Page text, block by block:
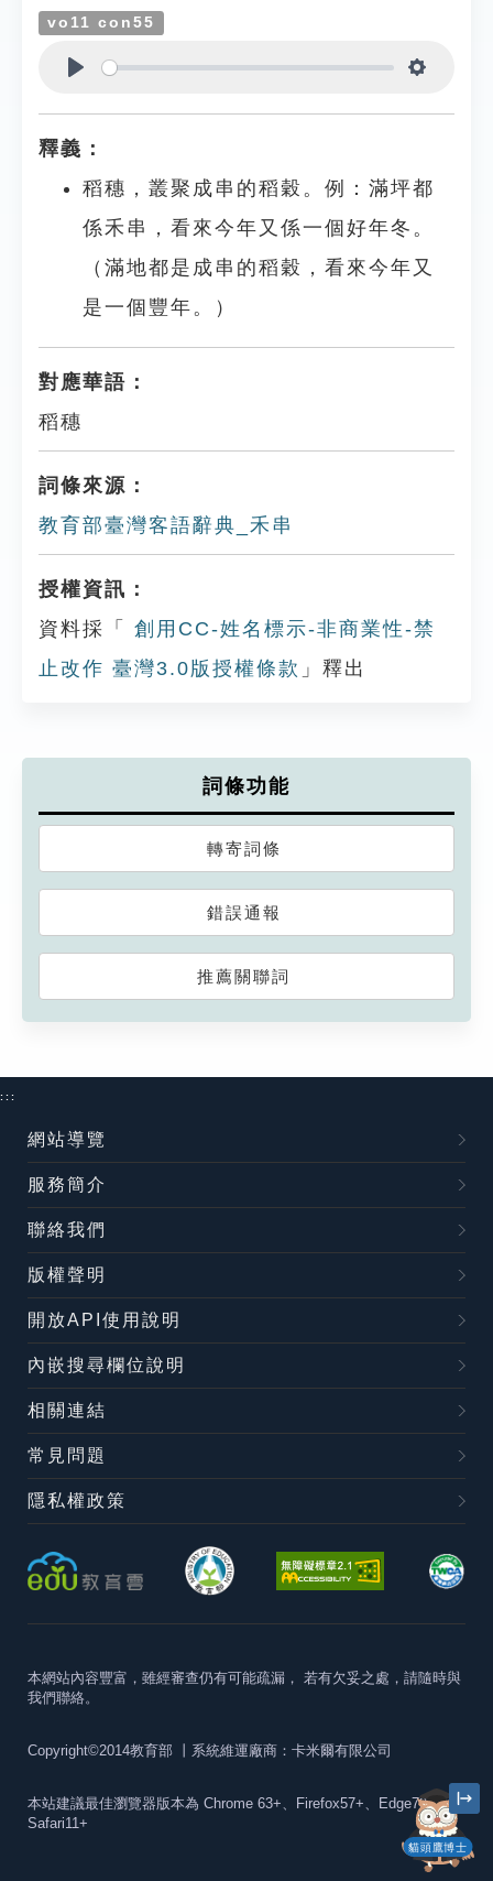
vo11 con55
釋義：
稻穗，叢聚成串的稻穀。例：滿坪都
係禾串，看來今年又係一個好年冬。
（滿地都是成串的稻穀，看來今年又
是一個豐年。）
對應華語：
稻穗
詞條來源：
教育部臺灣客語辭典_禾串
授權資訊：
資料採「
創用CC-姓名標示-非商業性-禁
止改作 臺灣3.0版授權條款 」釋出
詞條功能
轉寄詞條
錯誤通報
推薦關聯詞
貓頭鷹博士
:::
網站導覽
服務簡介
聯絡我們
版權聲明
開放API使用說明
內嵌搜尋欄位說明
相關連結
常見問題
隱私權政策
本網站內容豐富，雖經審查仍有可能疏漏， 若有欠妥之處，請隨時與
我們聯絡。
Copyright©2014教育部 丨系統維運廠商：卡米爾有限公司
本站建議最佳瀏覽器版本為 Chrome 63+、Firefox57+、Edge79+及
Safari11+